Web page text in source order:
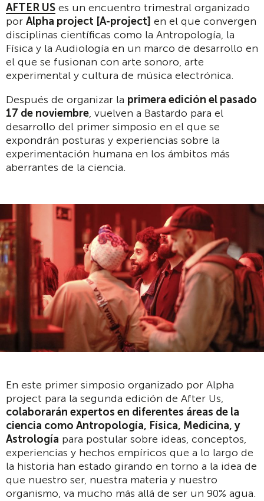
AFTER US es un encuentro trimestral organizado
por Alpha project [A-project] en el que convergen
disciplinas científicas como la Antropología, la
Física y la Audiología en un marco de desarrollo en
el que se fusionan con arte sonoro, arte
experimental y cultura de música electrónica.
Después de organizar la primera edición el pasado
17 de noviembre, vuelven a Bastardo para el
desarrollo del primer simposio en el que se
expondrán posturas y experiencias sobre la
experimentación humana en los ámbitos más
aberrantes de la ciencia.
En este primer simposio organizado por Alpha
project para la segunda edición de After Us,
colaborarán expertos en diferentes áreas de la
ciencia como Antropología, Física, Medicina, y
Astrología para postular sobre ideas, conceptos,
experiencias y hechos empíricos que a lo largo de
la historia han estado girando en torno a la idea de
que nuestro ser, nuestra materia y nuestro
organismo, va mucho más allá de ser un 90% agua.